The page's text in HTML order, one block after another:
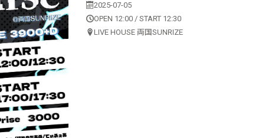
2025-07-05
OPEN 12:00 / START 12:30
LIVE HOUSE 両国SUNRIZE